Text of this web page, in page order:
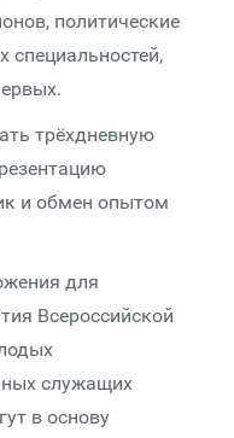
политические
специальностей,
трёхдневную
и обмен опытом
для
Всероссийской
служащих
в основу